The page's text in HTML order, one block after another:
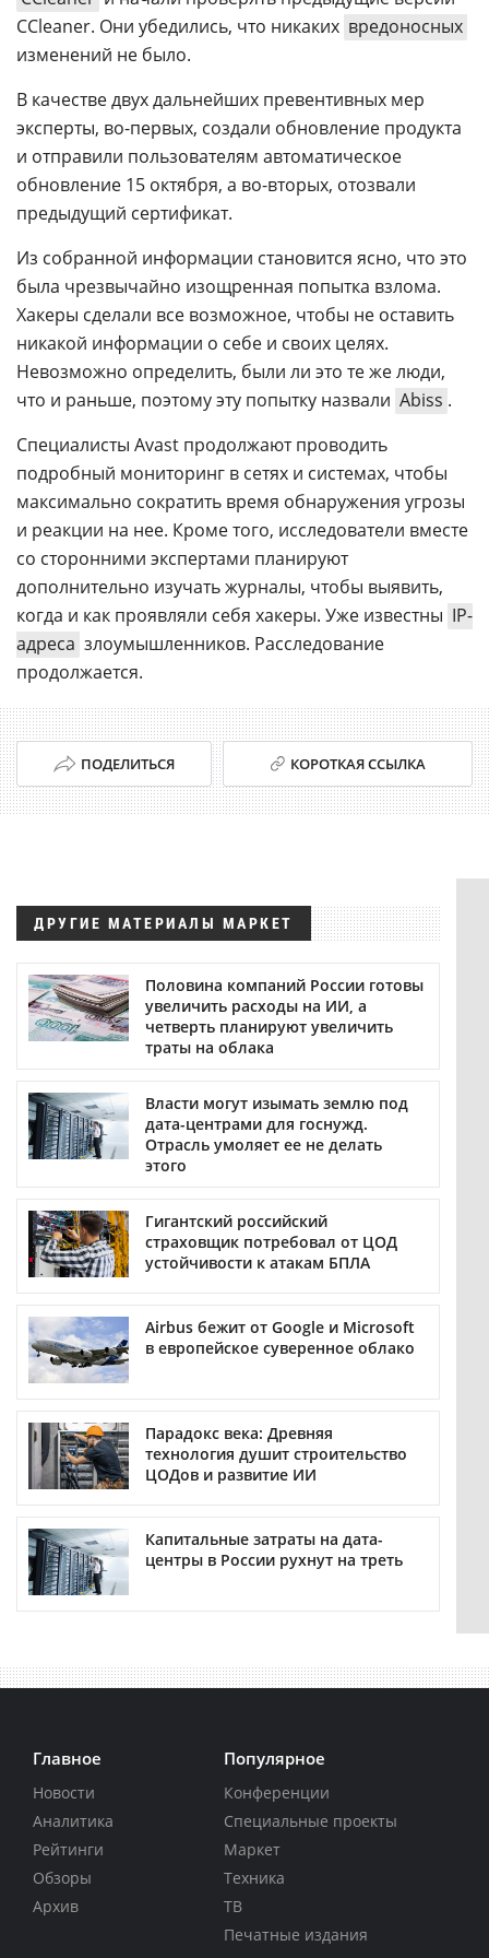
CCleaner. Они убедились, что никаких вредоносных
изменений не было.
В качестве двух дальнейших превентивных мер
эксперты, во-первых, создали обновление продукта
и отправили пользователям автоматическое
обновление 15 октября, а во-вторых, отозвали
предыдущий сертификат.
Из собранной информации становится ясно, что это
была чрезвычайно изощренная попытка взлома.
Хакеры сделали все возможное, чтобы не оставить
никакой информации о себе и своих целях.
Невозможно определить, были ли это те же люди,
что и раньше, поэтому эту попытку назвали Abiss .
Специалисты Avast продолжают проводить
подробный мониторинг в сетях и системах, чтобы
максимально сократить время обнаружения угрозы
и реакции на нее. Кроме того, исследователи вместе
со сторонними экспертами планируют
дополнительно изучать журналы, чтобы выявить,
когда и как проявляли себя хакеры. Уже известны IP-
адреса злоумышленников. Расследование
продолжается.
ПОДЕЛИТЬСЯ КОРОТКАЯ ССЫЛКА
ДРУГИЕ МАТЕРИАЛЫ МАРКЕТ
Половина компаний России готовы
увеличить расходы на ИИ, а
четверть планируют увеличить
траты на облака
Власти могут изымать землю под
дата-центрами для госнужд.
Отрасль умоляет ее не делать
этого
Гигантский российский
страховщик потребовал от ЦОД
устойчивости к атакам БПЛА
Airbus бежит от Google и Microsoft
в европейское суверенное облако
Парадокс века: Древняя
технология душит строительство
ЦОДов и развитие ИИ
Капитальные затраты на дата-
центры в России рухнут на треть
Главное
Новости
Аналитика
Рейтинги
Обзоры
Архив
Популярное
Конференции
Специальные проекты
Маркет
Техника
ТВ
Печатные издания